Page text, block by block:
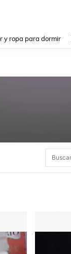
y ropa para dormir